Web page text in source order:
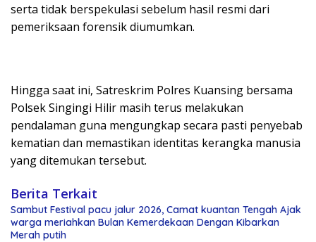
serta tidak berspekulasi sebelum hasil resmi dari
pemeriksaan forensik diumumkan.
Hingga saat ini, Satreskrim Polres Kuansing bersama
Polsek Singingi Hilir masih terus melakukan
pendalaman guna mengungkap secara pasti penyebab
kematian dan memastikan identitas kerangka manusia
yang ditemukan tersebut.
Berita Terkait
Sambut Festival pacu jalur 2026, Camat kuantan Tengah Ajak
warga meriahkan Bulan Kemerdekaan Dengan Kibarkan
Merah putih